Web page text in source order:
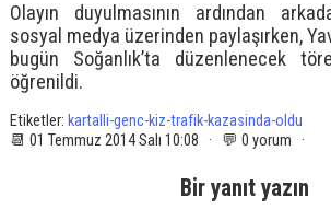
Olayın duyulmasının ardından
sosyal medya üzerinden paylaşırken,
bugün Soğanlık’ta düzenlenecek
öğrenildi.
Etiketler: kartalli-genc-kiz-trafik-kazasinda-oldu
📆 01 Temmuz 2014 Salı 10:08 · 💬 0 yorum ·
Bir yanıt yazın